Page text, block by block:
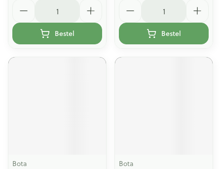
Bestel Bestel
Bota Bota